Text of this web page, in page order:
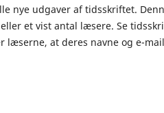
nye udgaver af tidsskriftet.
et vist antal læsere. Se
læserne, at deres navne og e-